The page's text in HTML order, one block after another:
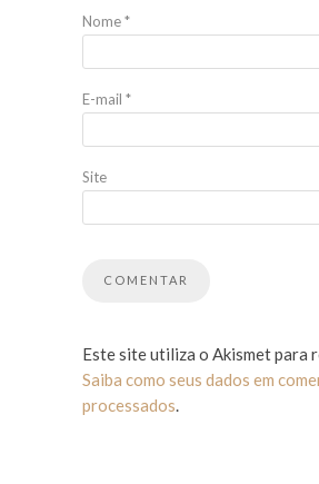
Nome*
E-mail *
Site
Este site utiliza o Akismet para
Saiba como seus dados em
processados.